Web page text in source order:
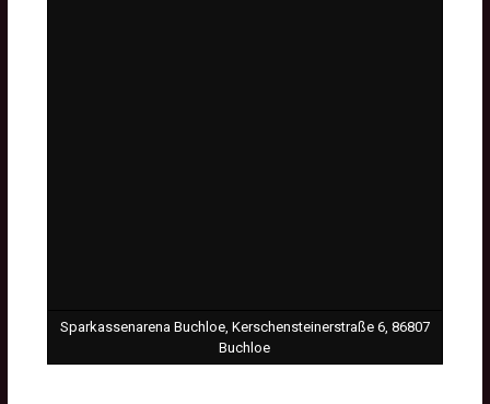
Sparkassenarena Buchloe, Kerschensteinerstraße 6, 86807
Buchloe